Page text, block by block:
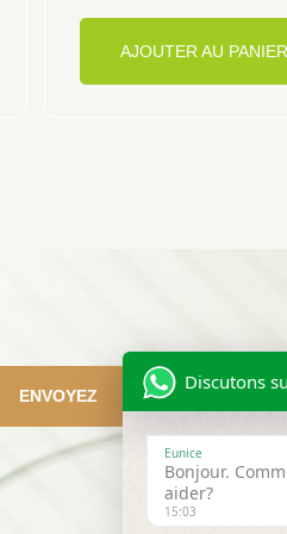
AJOUTER AU PANIER
ENVOYEZ
Discutons
Eunice
Bonjour.
aider?
15:03